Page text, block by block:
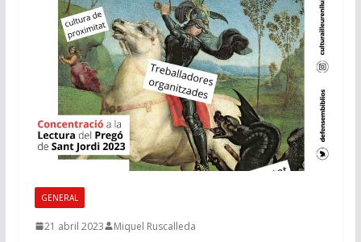
GENERAL
21 abril 2023 Miquel Ruscalleda